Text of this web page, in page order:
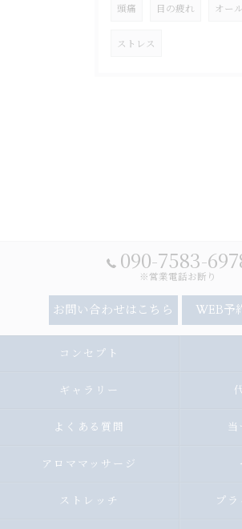
頭痛 目の疲れ オー
ストレス
090-7583-
※営業電話お断り
お問い合わせはこちら WEB予
コンセプト
ギャラリー
よくある質問
アロママッサージ
ストレッチ プ